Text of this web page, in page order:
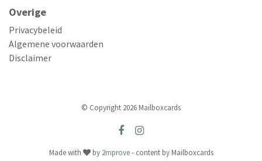
Overige
Privacybeleid
Algemene voorwaarden
Disclaimer
© Copyright 2026 Mailboxcards
Made with by 2mprove- content by Mailboxcards